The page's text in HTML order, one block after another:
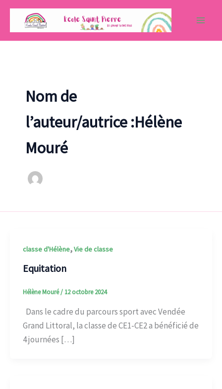
Aller
contenu
Nom de
l’auteur/autrice :Hélène
Mouré
classe d'Hélène,Vie de classe
Equitation
Hélène Mouré/ 12 octobre 2024
Dans le cadre du parcours sport avec Vendée
Grand Littoral, la classe de CE1-CE2 a bénéficié de
4 journées […]